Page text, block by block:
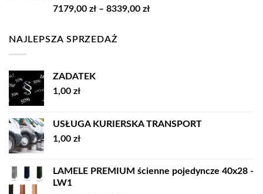
7179,00 zł – 8339,00 złZakres
NAJLEPSZA SPRZEDAŻ
ZADATEK
1,00 zł
USŁUGA KURIERSKA TRANSPORT
1,00 zł
LAMELE PREMIUM ścienne pojedyncze 40x28 -
LW1